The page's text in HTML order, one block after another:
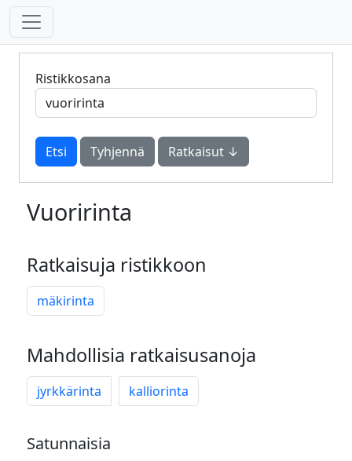
Ristikkosana
Tyhjennä Ratkaisut ↓
Vuoririnta
Ratkaisuja ristikkoon
mäkirinta
Mahdollisia ratkaisusanoja
jyrkkärinta kalliorinta
Satunnaisia